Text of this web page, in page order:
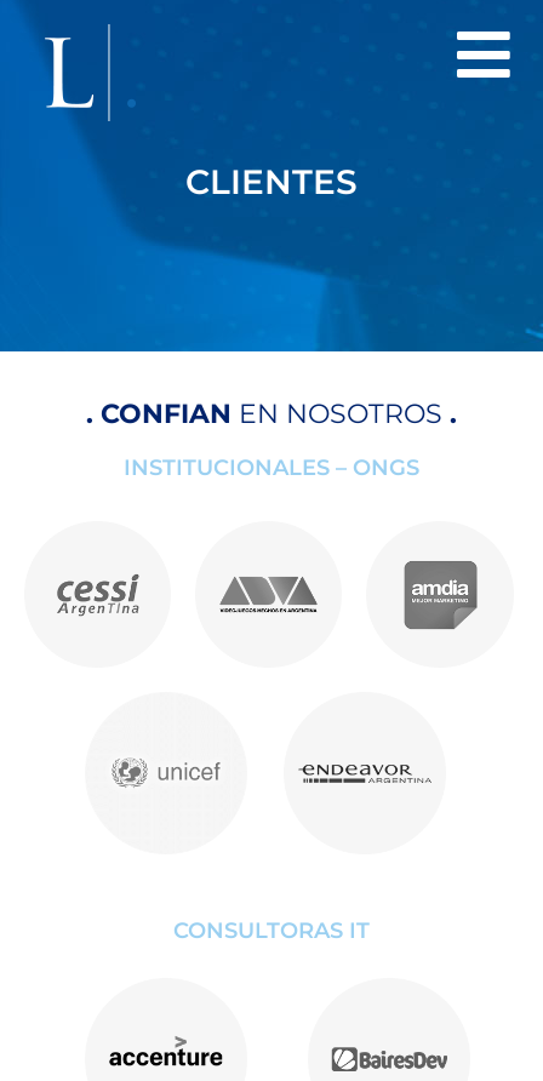
CLIENTES
. CONFIAN EN NOSOTROS .
INSTITUCIONALES – ONGS
CONSULTORAS IT